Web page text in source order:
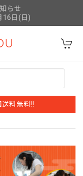
らせ
日(日)
料無料!!